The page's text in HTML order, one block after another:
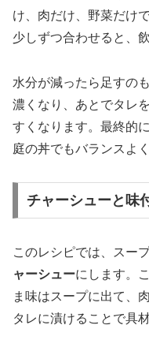
け、肉だけ、野菜だけ
少しずつ合わせると、
水分が減ったら足すの
濃くなり、あとでタレ
すくなります。最終的
庭の丼でもバランスよ
チャーシューと味
このレシピでは、スー
ャーシューにします。
ま味はスープに出て、
タレに漬けることで具